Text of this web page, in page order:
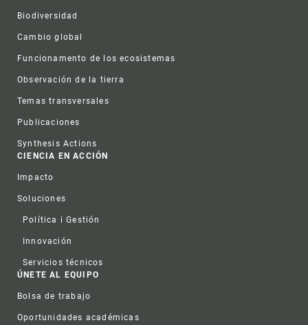
Biodiversidad
Cambio global
Funcionamento de los ecosistemas
Observación de la tierra
Temas transversales
Publicaciones
Synthesis Actions
CIENCIA EN ACCIÓN
Impacto
Soluciones
Política i Gestión
Innovación
Servicios técnicos
ÚNETE AL EQUIPO
Bolsa de trabajo
Oportunidades académicas